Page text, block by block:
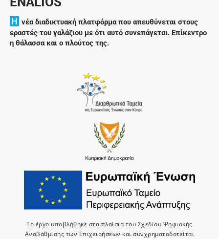
H νέα διαδικτυακή πλατφόρμα που απευθύνεται στους
εραστές του γαλάζιου με ότι αυτό συνεπάγεται. Επίκεντρο
η θάλασσα και ο πλούτος της.
Το έργο υποβλήθηκε στα πλαίσια του Σχεδίου Ψηφιακής
Αναβάθμισης των Επιχειρήσεων και συνχρηματοδοτείται